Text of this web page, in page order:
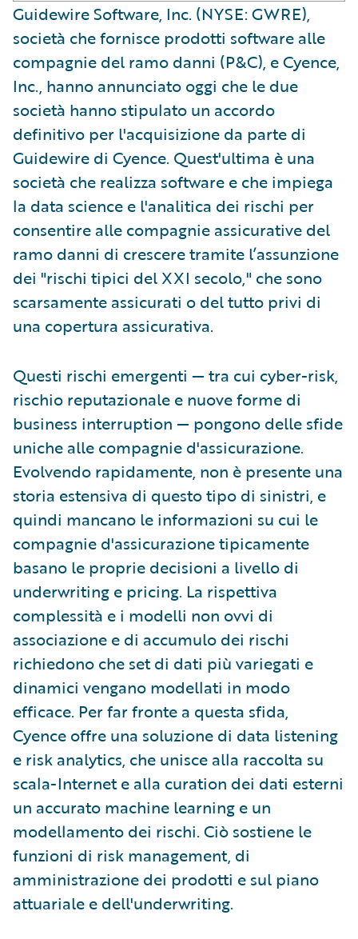
Guidewire Software, Inc. (NYSE: GWRE),
società che fornisce prodotti software alle
compagnie del ramo danni (P&C), e Cyence,
Inc., hanno annunciato oggi che le due
società hanno stipulato un accordo
definitivo per l'acquisizione da parte di
Guidewire di Cyence. Quest'ultima è una
società che realizza software e che impiega
la data science e l'analitica dei rischi per
consentire alle compagnie assicurative del
ramo danni di crescere tramite l’assunzione
dei "rischi tipici del XXI secolo," che sono
scarsamente assicurati o del tutto privi di
una copertura assicurativa.
Questi rischi emergenti — tra cui cyber-risk,
rischio reputazionale e nuove forme di
business interruption — pongono delle sfide
uniche alle compagnie d'assicurazione.
Evolvendo rapidamente, non è presente una
storia estensiva di questo tipo di sinistri, e
quindi mancano le informazioni su cui le
compagnie d'assicurazione tipicamente
basano le proprie decisioni a livello di
underwriting e pricing. La rispettiva
complessità e i modelli non ovvi di
associazione e di accumulo dei rischi
richiedono che set di dati più variegati e
dinamici vengano modellati in modo
efficace. Per far fronte a questa sfida,
Cyence offre una soluzione di data listening
e risk analytics, che unisce alla raccolta su
scala-Internet e alla curation dei dati esterni
un accurato machine learning e un
modellamento dei rischi. Ciò sostiene le
funzioni di risk management, di
amministrazione dei prodotti e sul piano
attuariale e dell'underwriting.